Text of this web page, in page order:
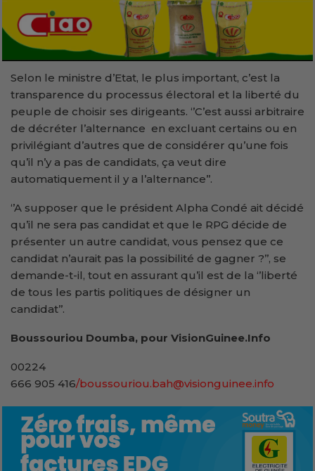
Selon le ministre d’Etat, le plus important, c’est la
transparence du processus électoral et la liberté du
peuple de choisir ses dirigeants. ‘’C’est aussi arbitraire
de décréter l’alternance en excluant certains ou en
privilégiant d’autres que de considérer qu’une fois
qu’il n’y a pas de candidats, ça veut dire
automatiquement il y a l’alternance’’.
‘’A supposer que le président Alpha Condé ait décidé
qu’il ne sera pas candidat et que le RPG décide de
présenter un autre candidat, vous pensez que ce
candidat n’aurait pas la possibilité de gagner ?’’, se
demande-t-il, tout en assurant qu’il est de la ‘’liberté
de tous les partis politiques de désigner un
candidat’’.
Boussouriou Doumba, pour VisionGuinee.Info
00224
666 905 416/boussouriou.bah@visionguinee.info